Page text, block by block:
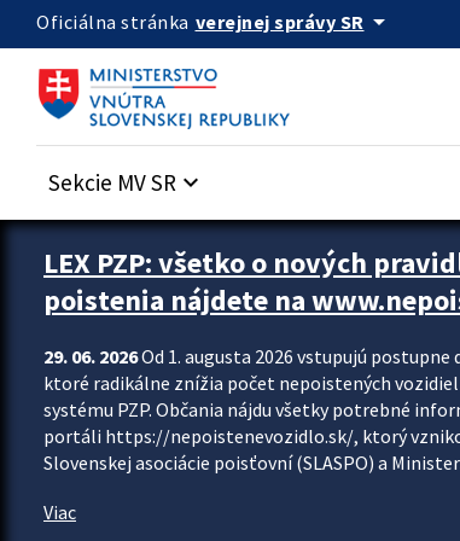
Preskocit na hlavný obsah
Oficiálna stránka verejnej správy SR arrow_drop_down
Sekcie MV SR keyboard_arrow_down
Zastavit automatický posun upútavok
LEX PZP: všetko o nových
poistenia nájdete na
29. 06. 2026Od 1. augusta 2026 vstupujú
ktoré radikálne znížia počet nepoistených
systému PZP. Občania nájdu všetky potrebné
portáli https://nepoistenevozidlo.sk/, ktorý
Slovenskej asociácie poisťovní (SLASPO) a
Viac